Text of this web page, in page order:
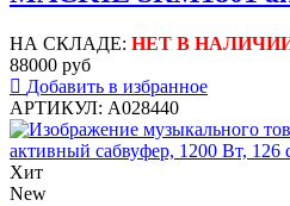
НА СКЛАДЕ: НЕТ В
88000 руб
Добавить в избранное
АРТИКУЛ: A028440
Хит
New